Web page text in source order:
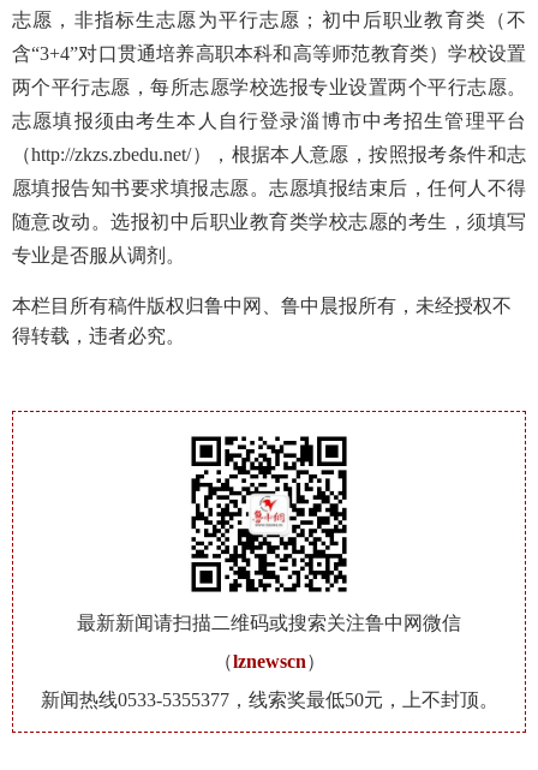
志愿，非指标生志愿为平行志愿；初中后职业教育类（不
含“3+4”对口贯通培养高职本科和高等师范教育类）学校设置
两个平行志愿，每所志愿学校选报专业设置两个平行志愿。
志愿填报须由考生本人自行登录淄博市中考招生管理平台
（http://zkzs.zbedu.net/），根据本人意愿，按照报考条件和志
愿填报告知书要求填报志愿。志愿填报结束后，任何人不得
随意改动。选报初中后职业教育类学校志愿的考生，须填写
专业是否服从调剂。
本栏目所有稿件版权归鲁中网、鲁中晨报所有，未经授权不
得转载，违者必究。
最新新闻请扫描二维码或搜索关注鲁中网微信
（lznewscn）
新闻热线0533-5355377，线索奖最低50元，上不封顶。